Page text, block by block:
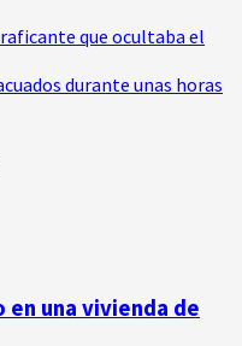
que ocultaba el
durante unas horas
en una vivienda de